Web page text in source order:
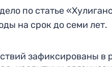
по статье
на срок до семи лет.
зафиксированы в